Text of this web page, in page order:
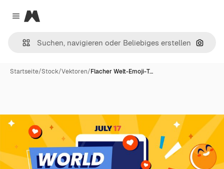
Close menu
Magnific
Nach
Startseite/Stock/Vektoren/Flacher Welt-Emoji-T…